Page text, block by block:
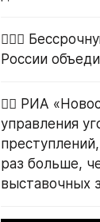
👷🏿‍♂️
России
👮‍♂️ РИА
управления
раз больше,
выставочных